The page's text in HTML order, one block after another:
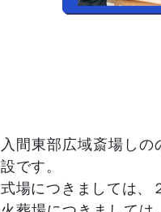
入間東部広域斎場し
設です。
式場につきましては、